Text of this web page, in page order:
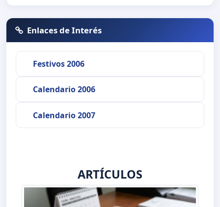
Enlaces de Interés
Festivos 2006
Calendario 2006
Calendario 2007
ARTÍCULOS